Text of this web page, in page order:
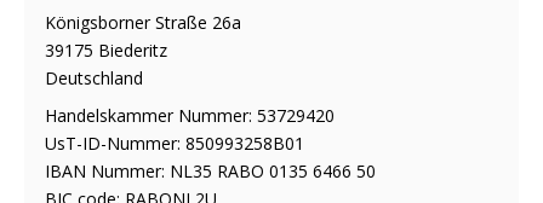
Königsborner Straße 26a
39175 Biederitz
Deutschland
Handelskammer Nummer: 53729420
UsT-ID-Nummer: 850993258B01
IBAN Nummer: NL35 RABO 0135 6466 50